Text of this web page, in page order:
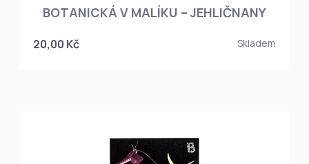
BOTANICKÁ V MALÍKU – JEHLIČNANY
20,00 Kč Skladem